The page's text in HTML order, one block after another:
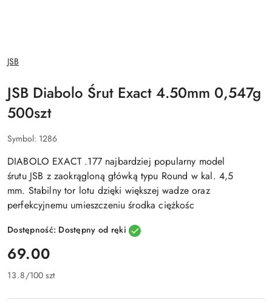
NAZWA
PRODUCENTA:
JSB
JSB Diabolo Śrut Exact 4.50mm 0,547g
500szt
Symbol: 1286
DIABOLO EXACT .177 najbardziej popularny model
śrutu JSB z zaokrągloną główką typu Round w kal. 4,5
mm. Stabilny tor lotu dzięki większej wadze oraz
perfekcyjnemu umieszczeniu środka ciężkośc
Dostępność: Dostępny od ręki
cena:
69.00
13.8/100 szt